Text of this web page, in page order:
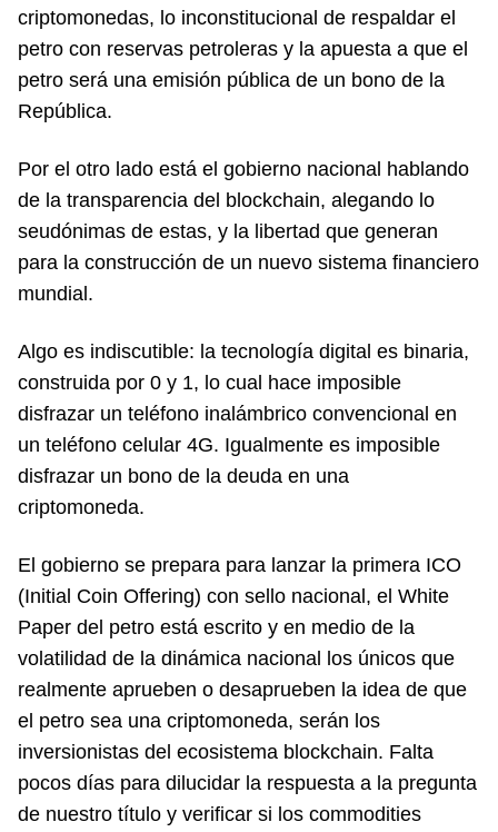
criptomonedas, lo inconstitucional de respaldar el
petro con reservas petroleras y la apuesta a que el
petro será una emisión pública de un bono de la
República.
Por el otro lado está el gobierno nacional hablando
de la transparencia del blockchain, alegando lo
seudónimas de estas, y la libertad que generan
para la construcción de un nuevo sistema financiero
mundial.
Algo es indiscutible: la tecnología digital es binaria,
construida por 0 y 1, lo cual hace imposible
disfrazar un teléfono inalámbrico convencional en
un teléfono celular 4G. Igualmente es imposible
disfrazar un bono de la deuda en una
criptomoneda.
El gobierno se prepara para lanzar la primera ICO
(Initial Coin Offering) con sello nacional, el White
Paper del petro está escrito y en medio de la
volatilidad de la dinámica nacional los únicos que
realmente aprueben o desaprueben la idea de que
el petro sea una criptomoneda, serán los
inversionistas del ecosistema blockchain. Falta
pocos días para dilucidar la respuesta a la pregunta
de nuestro título y verificar si los commodities